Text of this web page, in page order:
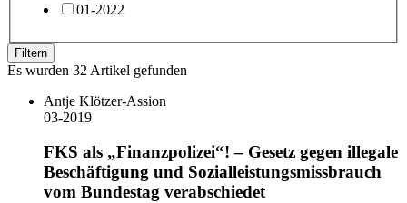
01-2022
Filtern
Es wurden 32 Artikel gefunden
Antje Klötzer-Assion
03-2019
FKS als „Finanzpolizei“! – Gesetz gegen illegale
Beschäftigung und Sozialleistungsmissbrauch
vom Bundestag verabschiedet